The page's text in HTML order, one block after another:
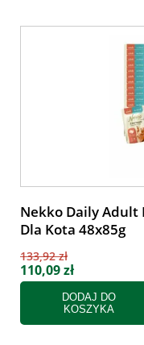
Nekko Daily Adult
Dla Kota 48x85g
133,92 zł
110,09 zł
DODAJ DO
KOSZYKA